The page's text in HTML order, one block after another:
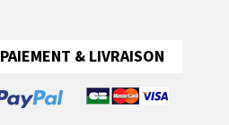
PAIEMENT & LIVRAISON